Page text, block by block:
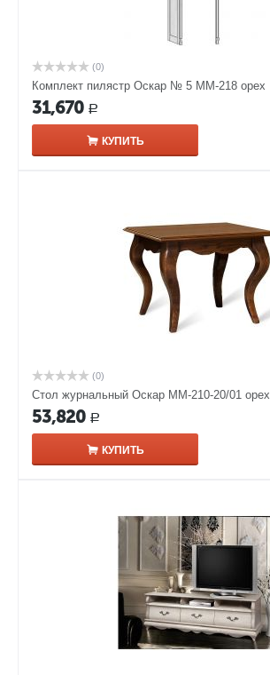
(0)
Комплект пилястр Оскар № 5 ММ-218 орех
31,670 Р
КУПИТЬ
(0)
Стол журнальный Оскар ММ-210-20/01 орех
53,820 Р
КУПИТЬ